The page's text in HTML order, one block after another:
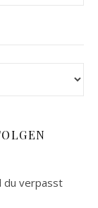
du verpasst